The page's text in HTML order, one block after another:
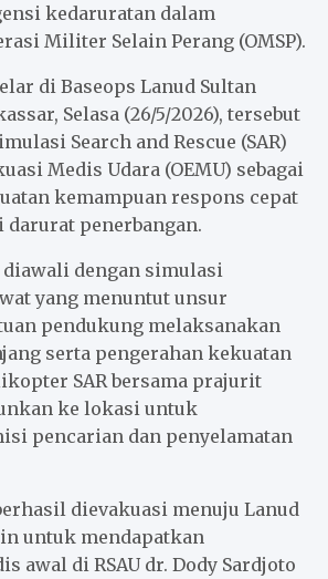
kedaruratan dalam
Militer Selain Perang (OMSP).
di Baseops Lanud Sultan
Selasa (26/5/2026), tersebut
Search and Rescue (SAR)
Medis Udara (OEMU) sebagai
kemampuan respons cepat
penerbangan.
dengan simulasi
yang menuntut unsur
pendukung melaksanakan
serta pengerahan kekuatan
SAR bersama prajurit
ke lokasi untuk
pencarian dan penyelamatan
dievakuasi menuju Lanud
untuk mendapatkan
awal di RSAU dr. Dody Sardjoto